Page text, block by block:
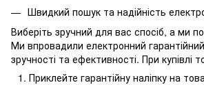
Швидкий пошук та надійність
Виберіть зручний для вас спосіб, а ми
Ми впровадили електронний
зручності та ефективності. При купівлі
Приклейте гарантійну наліпку на